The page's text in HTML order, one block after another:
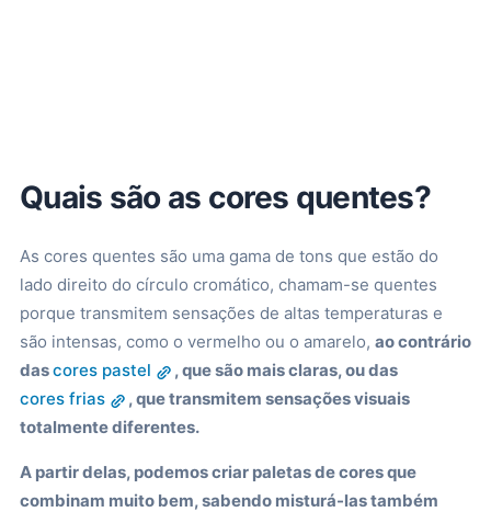
Quais são as cores quentes?
As cores quentes são uma gama de tons que estão do
lado direito do círculo cromático, chamam-se quentes
porque transmitem sensações de altas temperaturas e
são intensas, como o vermelho ou o amarelo, ao contrário
dascores pastel
, que são mais claras, ou das
cores frias
, que transmitem sensações visuais
totalmente diferentes.
A partir delas, podemos criar paletas de cores que
combinam muito bem, sabendo misturá-las também